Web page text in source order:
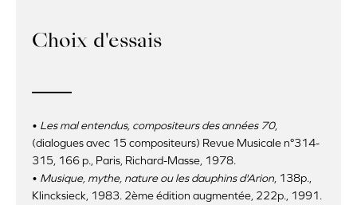
Choix d'essais
• Les mal entendus, compositeurs des années 70,
(dialogues avec 15 compositeurs) Revue Musicale n°314-
315, 166 p., Paris, Richard-Masse, 1978.
• Musique, mythe, nature ou les dauphins d'Arion, 138p.,
Klincksieck, 1983. 2ème édition augmentée, 222p., 1991.